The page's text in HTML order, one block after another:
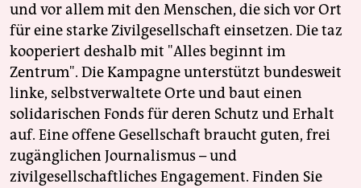
und vor allem mit den Menschen, die sich vor Ort
für eine starke Zivilgesellschaft einsetzen. Die taz
kooperiert deshalb mit "Alles beginnt im
Zentrum". Die Kampagne unterstützt bundesweit
linke, selbstverwaltete Orte und baut einen
solidarischen Fonds für deren Schutz und Erhalt
auf. Eine offene Gesellschaft braucht guten, frei
zugänglichen Journalismus – und
zivilgesellschaftliches Engagement. Finden Sie